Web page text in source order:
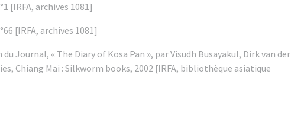
[IRFA, archives 1081]
[IRFA, archives 1081]
Journal, « The Diary of Kosa Pan », par Visudh Busayakul, Dirk van der
Chiang Mai : Silkworm books, 2002 [IRFA, bibliothèque asiatique